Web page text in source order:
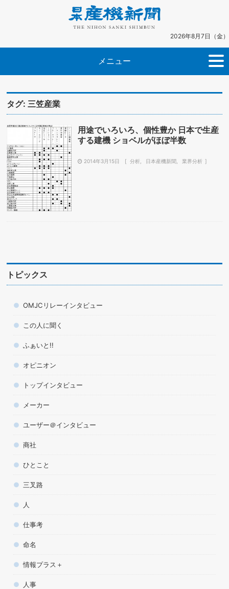
2026年8月7日（金）
メニュー
タグ: 三笠産業
用途でいろいろ、個性豊か 日本で生産
する建機 ショベルがほぼ半数
2014年3月15日 分析 日本産機新聞 業界分析
トピックス
OMJCリレーインタビュー
この人に聞く
ふぁいと!!
オピニオン
トップインタビュー
メーカー
ユーザー＠インタビュー
商社
ひとこと
三叉路
人
仕事考
命名
情報プラス＋
人事